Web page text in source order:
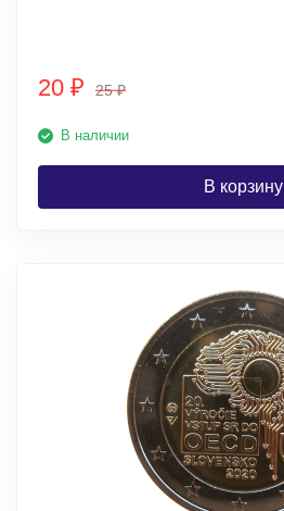
20 ₽ 25₽
В наличии
В корзину